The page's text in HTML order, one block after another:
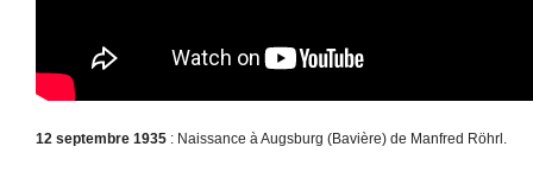
12 septembre 1935 : Naissance à Augsburg (Bavière) de Manfred Röhrl.